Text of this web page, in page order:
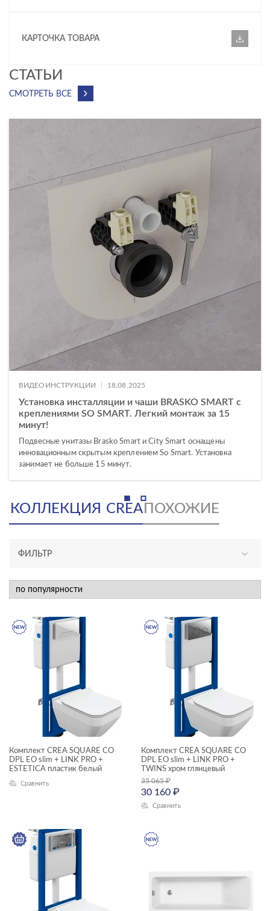
КАРТОЧКА ТОВАРА
CТАТЬИ
СМОТРЕТЬ ВСЕ
ВИДЕОИНСТРУКЦИИ 18.08.2025
Установка инсталляции и чаши BRASKO SMART с
креплениями SO SMART. Легкий монтаж за 15
минут!
Подвесные унитазы Brasko Smart и City Smart оснащены
инновационным скрытым креплением So Smart. Установка
занимает не больше 15 минут.
КОЛЛЕКЦИЯ CREA ПОХОЖИЕ
ФИЛЬТР
новинка
КАТЕГОРИЯ
акриловые ванны
раковины и пьедесталы
смесители
унитазы, биде, писсуары
ТИП ПРОДУКТА
комплекты (готовые решения)
смесители
унитазы подвесные
Комплект CREA SQUARE CO
DPL EO slim + LINK PRO +
ESTETICA пластик белый
Сравнить
Комплект CREA SQUARE CO
DPL EO slim + LINK PRO +
TWINS хром глянцевый
35 065₽
30 160 ₽
Сравнить